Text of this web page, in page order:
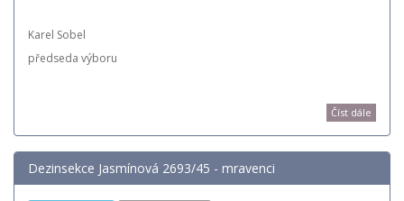
Karel Sobel
předseda výboru
Číst dále
Dezinsekce Jasmínová 2693/45 - mravenci